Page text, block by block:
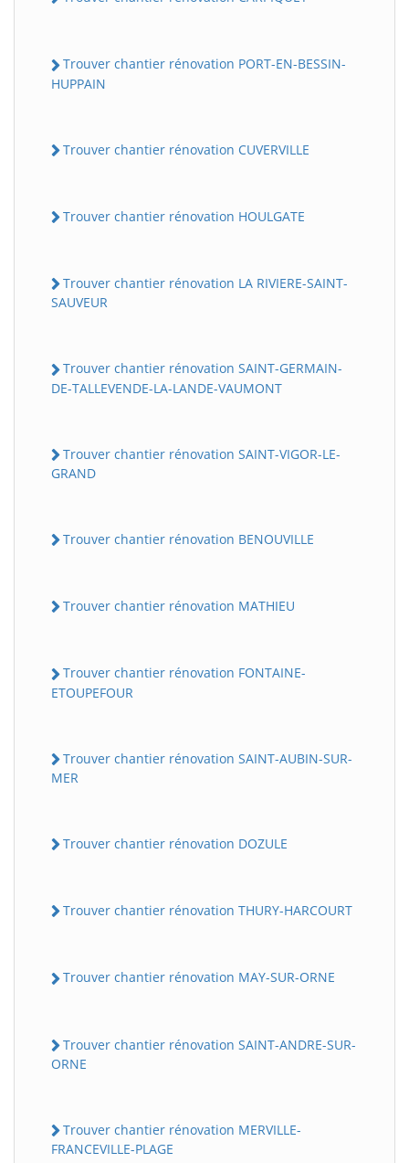
Trouver chantier rénovation PORT-EN-BESSIN-
HUPPAIN
Trouver chantier rénovation CUVERVILLE
Trouver chantier rénovation HOULGATE
Trouver chantier rénovation LA RIVIERE-SAINT-
SAUVEUR
Trouver chantier rénovation SAINT-GERMAIN-
DE-TALLEVENDE-LA-LANDE-VAUMONT
Trouver chantier rénovation SAINT-VIGOR-LE-
GRAND
Trouver chantier rénovation BENOUVILLE
Trouver chantier rénovation MATHIEU
Trouver chantier rénovation FONTAINE-
ETOUPEFOUR
Trouver chantier rénovation SAINT-AUBIN-SUR-
MER
Trouver chantier rénovation DOZULE
Trouver chantier rénovation THURY-HARCOURT
Trouver chantier rénovation MAY-SUR-ORNE
Trouver chantier rénovation SAINT-ANDRE-SUR-
ORNE
Trouver chantier rénovation MERVILLE-
FRANCEVILLE-PLAGE